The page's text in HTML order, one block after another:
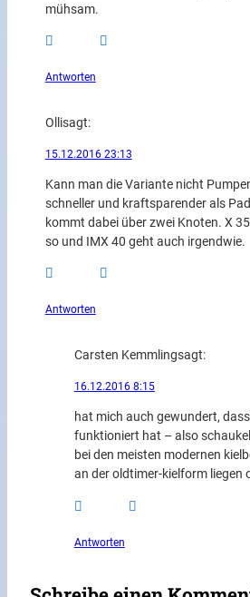
mühsam.
Antworten
Ollisagt:
15.12.2016 23:13
Kann man die Variante nicht
schneller und kraftsparender als
kommt dabei über zwei Knoten. X
so und IMX 40 geht auch irgendwie.
Antworten
Carsten Kemmlingsagt:
16.12.2016 8:15
hat mich auch gewundert,
funktioniert hat – also
bei den meisten modernen
an der oldtimer-kielform liegen
Antworten